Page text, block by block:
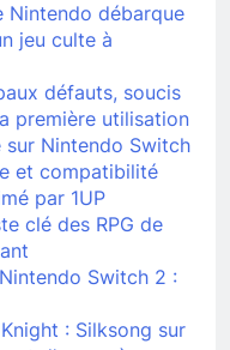
Nintendo débarque
jeu culte à
défauts, soucis
première utilisation
Nintendo Switch
et compatibilité
par 1UP
clé des RPG de
Switch 2 :
: Silksong sur